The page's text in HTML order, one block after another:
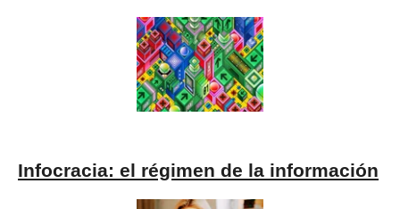
Infocracia: el régimen de la información